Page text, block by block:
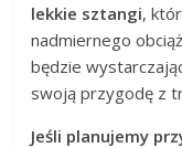
lekkie sztangi,
nadmiernego
będzie
swoją przygodę z
Jeśli planujemy